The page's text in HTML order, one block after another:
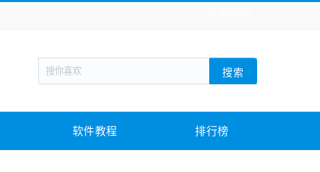
新闻阅读 旅游出行 生活实用
战棋游戏 枪战射击 模拟经营
教育教学 游戏娱乐 系统软件 素材下载
搜索
软件教程 排行榜